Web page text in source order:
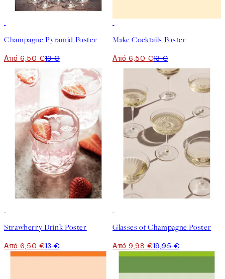
Champagne Pyramid Poster
Από 6,50 €13 €
Make Cocktails Poster
Από 6,50 €13 €
Strawberry Drink Poster
Από 6,50 €13 €
Glasses of Champagne Poster
Από 9,98 €19,95 €